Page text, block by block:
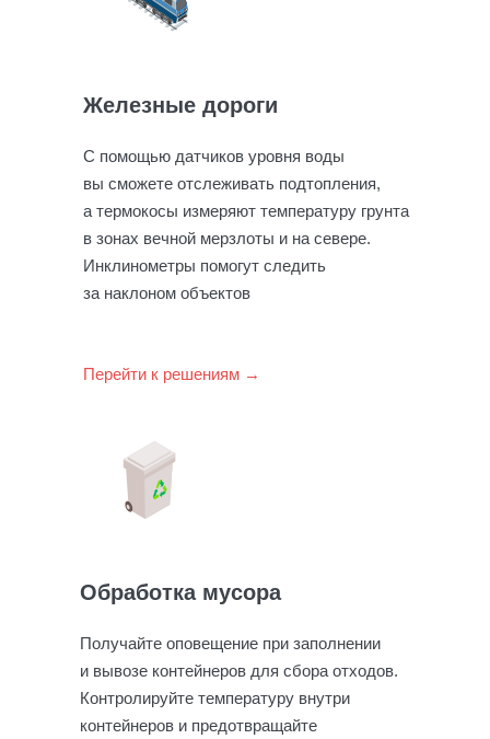
С помощью датчиков уровня воды
вы сможете отслеживать подтопления,
а термокосы измеряют температуру грунта
в зонах вечной мерзлоты и на севере.
Инклинометры помогут следить
за наклоном объектов
Железные дороги
Получайте оповещение при заполнении
и вывозе контейнеров для сбора отходов.
Контролируйте температуру внутри
контейнеров и предотвращайте
Обработка мусора
Перейти к решениям →